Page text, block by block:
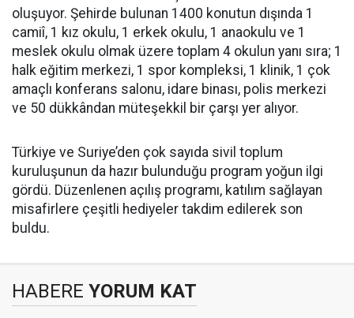
oluşuyor. Şehirde bulunan 1400 konutun dışında 1
camiî, 1 kız okulu, 1 erkek okulu, 1 anaokulu ve 1
meslek okulu olmak üzere toplam 4 okulun yanı sıra; 1
halk eğitim merkezi, 1 spor kompleksi, 1 klinik, 1 çok
amaçlı konferans salonu, idare binası, polis merkezi
ve 50 dükkândan müteşekkil bir çarşı yer alıyor.
Türkiye ve Suriye’den çok sayıda sivil toplum
kuruluşunun da hazır bulunduğu program yoğun ilgi
gördü. Düzenlenen açılış programı, katılım sağlayan
misafirlere çeşitli hediyeler takdim edilerek son
buldu.
HABERE YORUM KAT